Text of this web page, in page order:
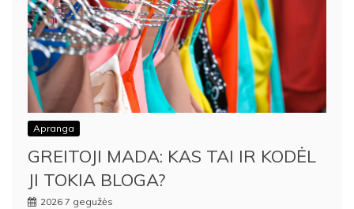
Apranga
GREITOJI MADA: KAS TAI IR KODĖL
JI TOKIA BLOGA?
2026 7 gegužės